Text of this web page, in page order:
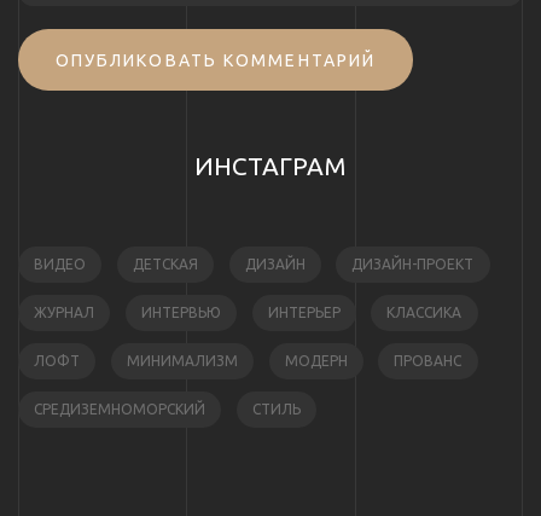
ОПУБЛИКОВАТЬ КОММЕНТАРИЙ
ИНСТАГРАМ
ВИДЕО ДЕТСКАЯ ДИЗАЙН ДИЗАЙН-ПРОЕКТ
ЖУРНАЛ ИНТЕРВЬЮ ИНТЕРЬЕР КЛАССИКА
ЛОФТ МИНИМАЛИЗМ МОДЕРН ПРОВАНС
СРЕДИЗЕМНОМОРСКИЙ СТИЛЬ